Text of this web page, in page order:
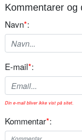
Kommentarer
Navn*:
E-mail*:
Din e-mail bliver ikke vist på sitet.
Kommentar*: